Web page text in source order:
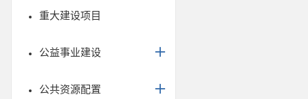
重大建设项目
公益事业建设
公共资源配置